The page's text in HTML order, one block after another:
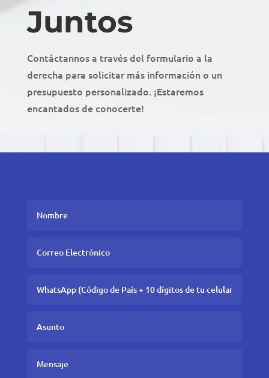
Juntos
Contáctannos a través del formulario a la
derecha para solicitar más información o un
presupuesto personalizado. ¡Estaremos
encantados de conocerte!